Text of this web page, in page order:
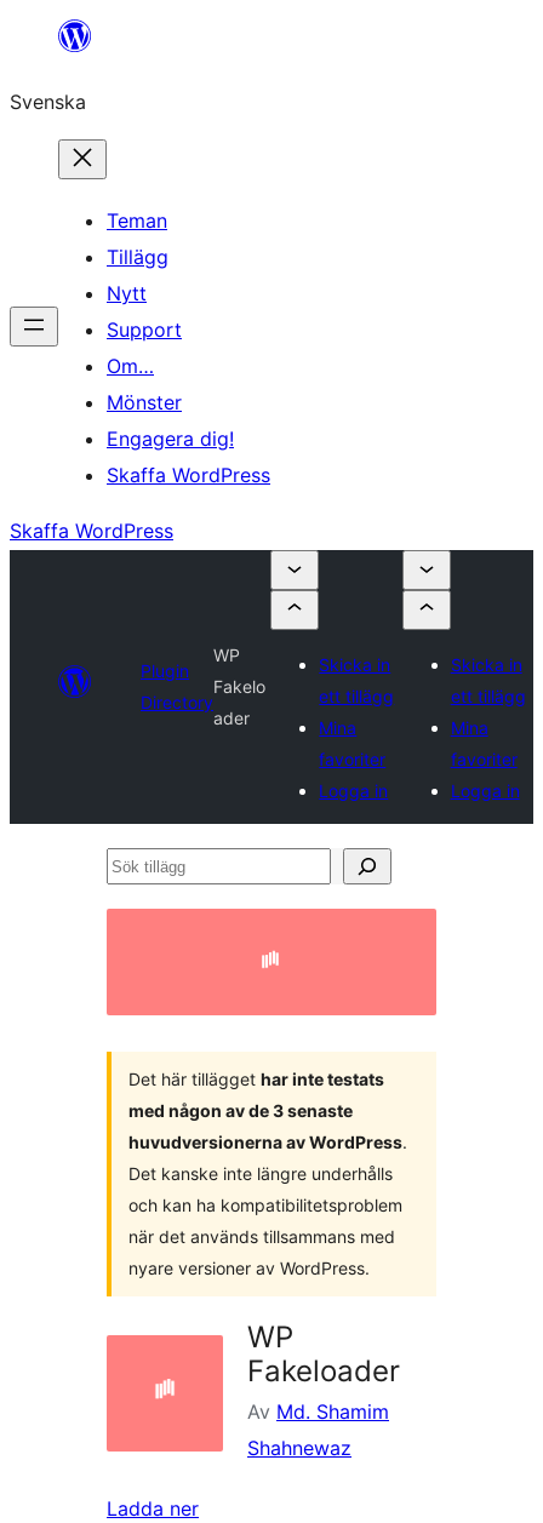
Hoppa
innehåll
Svenska
Teman
Tillägg
Nytt
Support
Om…
Mönster
Engagera dig!
Skaffa WordPress
Skaffa WordPress
Plugin
Directory
WP
Fakelo
ader
Skicka in
ett tillägg
Mina
favoriter
Logga in
Skicka in
ett tillägg
Mina
favoriter
Logga in
Sök
Det här tillägget har inte testats
med någon av de 3 senaste
huvudversionerna av WordPress.
Det kanske inte längre underhålls
och kan ha kompatibilitetsproblem
när det används tillsammans med
nyare versioner av WordPress.
WP
Fakeloader
Av Md. Shamim
Shahnewaz
Ladda ner